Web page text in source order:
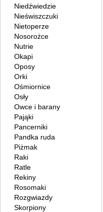
Niedźwiedzie
Nieświszczuki
Nietoperze
Nosorożce
Nutrie
Okapi
Oposy
Orki
Ośmiornice
Osły
Owce i barany
Pająki
Pancerniki
Pandka ruda
Piżmak
Raki
Ratle
Rekiny
Rosomaki
Rozgwiazdy
Skorpiony